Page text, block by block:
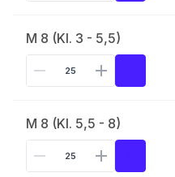
M 8 (Kl. 3 - 5,5)
M 8 (Kl. 5,5 - 8)